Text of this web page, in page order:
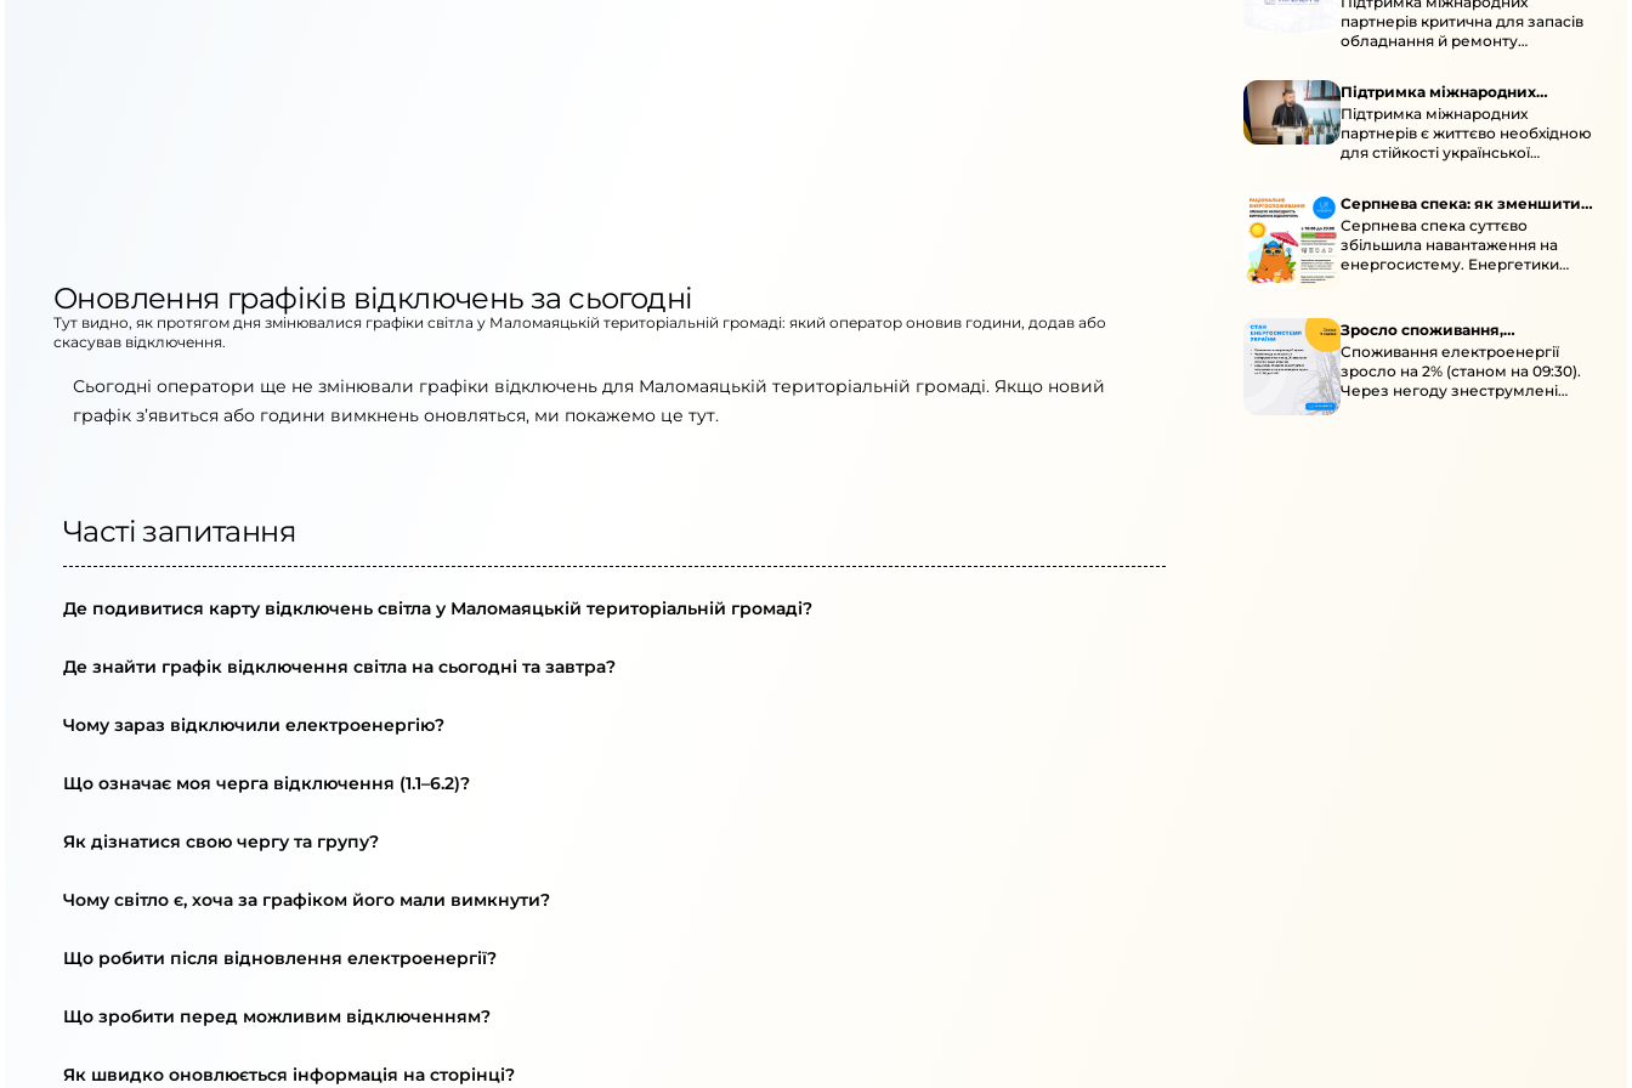
Оновлення графіків відключень за сьогодні
Тут видно, як протягом дня змінювалися графіки світла у Маломаяцькій територіальній громаді: який оператор оновив години, додав або
скасував відключення.
Сьогодні оператори ще не змінювали графіки відключень для Маломаяцькій територіальній громаді. Якщо новий
графік з’явиться або години вимкнень оновляться, ми покажемо це тут.
Часті запитання
Де подивитися карту відключень світла у Маломаяцькій територіальній громаді?
Де знайти графік відключення світла на сьогодні та завтра?
Чому зараз відключили електроенергію?
Що означає моя черга відключення (1.1–6.2)?
Як дізнатися свою чергу та групу?
Чому світло є, хоча за графіком його мали вимкнути?
Що робити після відновлення електроенергії?
Що зробити перед можливим відключенням?
Як швидко оновлюється інформація на сторінці?
підтримка для стійкості
енергосистеми
партнерів критична для запасів
обладнання й ремонту
Підтримка міжнародних
партнерів для стійкості
енергосистеми
Підтримка міжнародних
партнерів є життєво необхідною
для стійкості української
наступної зими.
Серпнева спека: як зменшити
навантаження
Серпнева спека суттєво
збільшила навантаження на
енергосистему. Енергетики
ощадливо споживати.
Зросло споживання,
знеструмлення через негоду й
атаки
Споживання електроенергії
зросло на 2% (станом на 09:30).
Через негоду знеструмлені
понад 70 населених пунктів.